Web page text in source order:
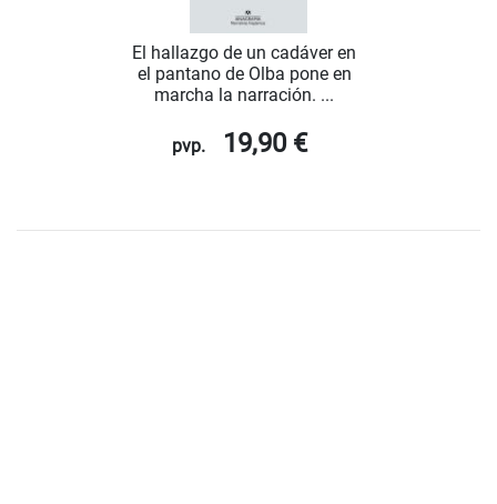
El hallazgo de un cadáver en
el pantano de Olba pone en
marcha la narración. ...
pvp. 19,90 €